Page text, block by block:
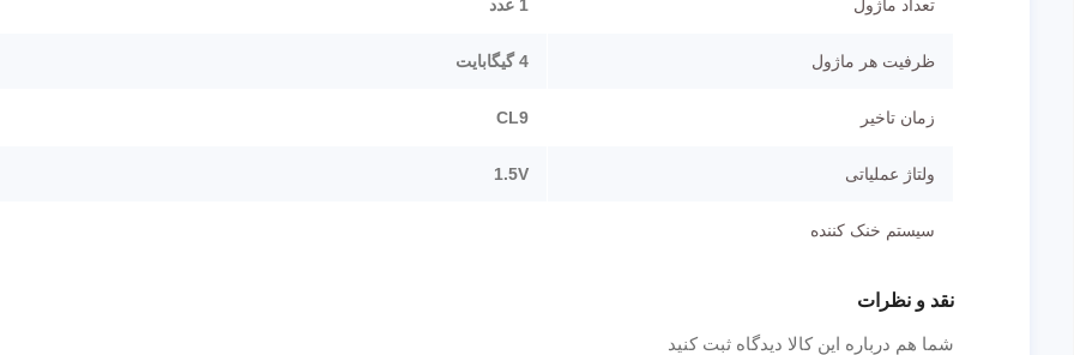
تعداد ماژول 1 عدد
ظرفیت هر ماژول 4 گیگابایت
زمان تاخیر CL9
ولتاژ عملیاتی 1.5V
سیستم خنک کننده
نقد و نظرات
شما هم درباره این کالا دیدگاه ثبت کنید